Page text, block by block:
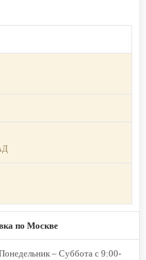
по Москве
– Суббота с 9:00-